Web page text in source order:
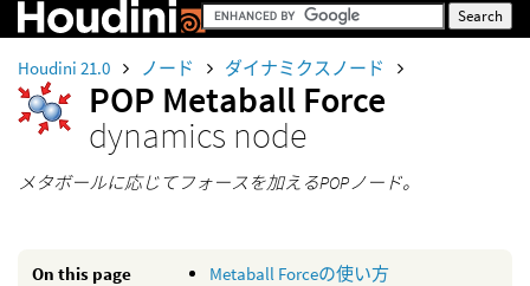
Houdini 21.0 ノード ダイナミクスノード
POP Metaball Force
dynamics node
メタボールに応じてフォースを加えるPOPノード。
On this page
Metaball Forceの使い方